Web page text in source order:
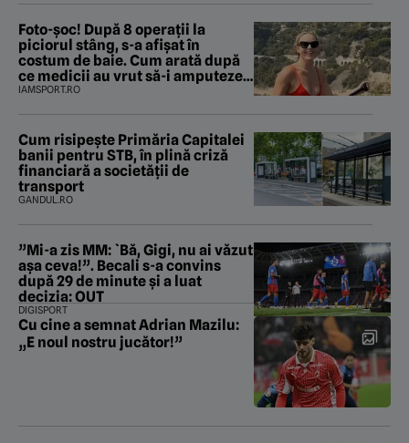
Foto-șoc! După 8 operații la
piciorul stâng, s-a afișat în
costum de baie. Cum arată după
ce medicii au vrut să-i amputeze
piciorul
IAMSPORT.RO
Cum risipește Primăria Capitalei
banii pentru STB, în plină criză
financiară a societății de
transport
GANDUL.RO
”Mi-a zis MM: `Bă, Gigi, nu ai văzut
așa ceva!”. Becali s-a convins
după 29 de minute și a luat
decizia: OUT
DIGISPORT
Cu cine a semnat Adrian Mazilu:
„E noul nostru jucător!”